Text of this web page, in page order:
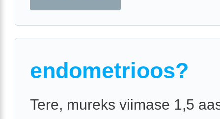
endometrioos?
Tere, mureks viimase 1,5